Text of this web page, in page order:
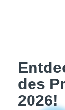
des
2026!